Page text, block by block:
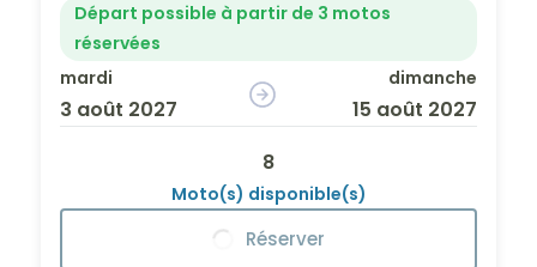
Départ possible à partir de 3 motos
réservées
mardi
3 août 2027
dimanche
15 août 2027
8
Moto(s) disponible(s)
Réserver